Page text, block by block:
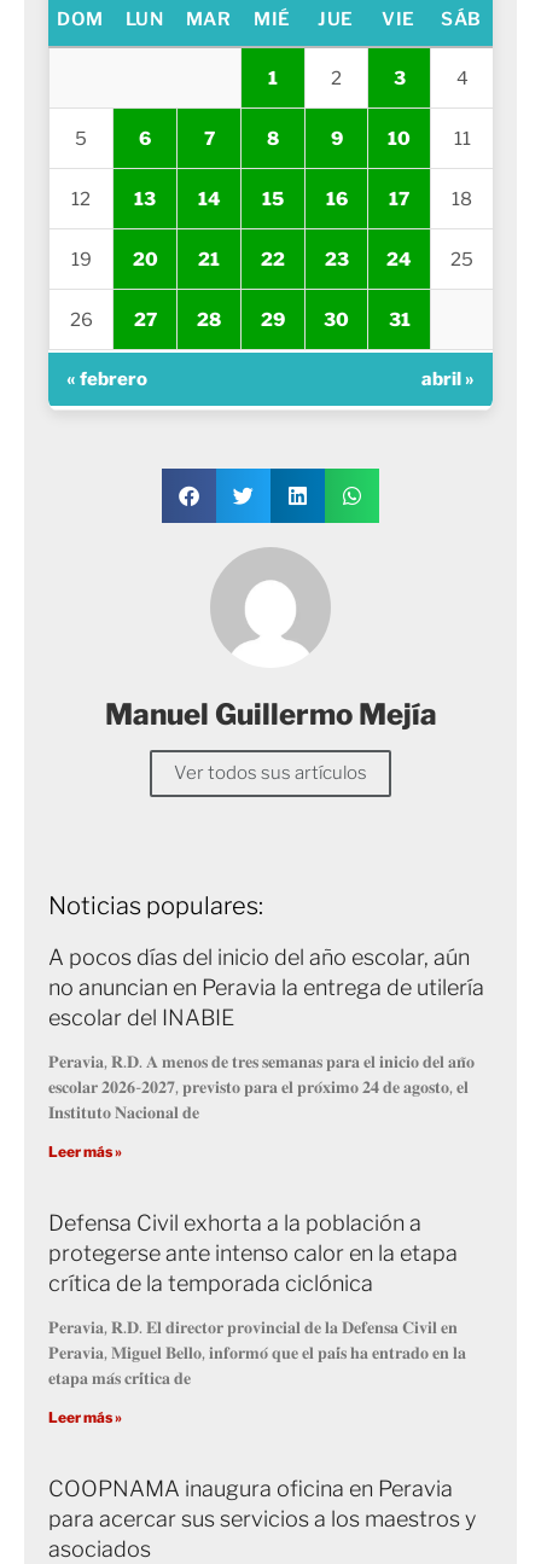
DOM LUN MAR MIÉ JUE VIE SÁB
1 2 3 4
5 6 7 8 9 10 11
12 13 14 15 16 17 18
19 20 21 22 23 24 25
26 27 28 29 30 31
« febrero abril »
Manuel Guillermo Mejía
Ver todos sus artículos
Noticias populares:
A pocos días del inicio del año escolar, aún
no anuncian en Peravia la entrega de utilería
escolar del INABIE
𝐏𝐞𝐫𝐚𝐯𝐢𝐚, 𝐑.𝐃. 𝐀 𝐦𝐞𝐧𝐨𝐬 𝐝𝐞 𝐭𝐫𝐞𝐬 𝐬𝐞𝐦𝐚𝐧𝐚𝐬 𝐩𝐚𝐫𝐚 𝐞𝐥 𝐢𝐧𝐢𝐜𝐢𝐨 𝐝𝐞𝐥 𝐚𝐧̃𝐨
𝐞𝐬𝐜𝐨𝐥𝐚𝐫 𝟐𝟎𝟐𝟔-𝟐𝟎𝟐𝟕, 𝐩𝐫𝐞𝐯𝐢𝐬𝐭𝐨 𝐩𝐚𝐫𝐚 𝐞𝐥 𝐩𝐫𝐨́𝐱𝐢𝐦𝐨 𝟐𝟒 𝐝𝐞 𝐚𝐠𝐨𝐬𝐭𝐨, 𝐞𝐥
𝐈𝐧𝐬𝐭𝐢𝐭𝐮𝐭𝐨 𝐍𝐚𝐜𝐢𝐨𝐧𝐚𝐥 𝐝𝐞
Leer más »
Defensa Civil exhorta a la población a
protegerse ante intenso calor en la etapa
crítica de la temporada ciclónica
𝐏𝐞𝐫𝐚𝐯𝐢𝐚, 𝐑.𝐃. 𝐄𝐥 𝐝𝐢𝐫𝐞𝐜𝐭𝐨𝐫 𝐩𝐫𝐨𝐯𝐢𝐧𝐜𝐢𝐚𝐥 𝐝𝐞 𝐥𝐚 𝐃𝐞𝐟𝐞𝐧𝐬𝐚 𝐂𝐢𝐯𝐢𝐥 𝐞𝐧
𝐏𝐞𝐫𝐚𝐯𝐢𝐚, 𝐌𝐢𝐠𝐮𝐞𝐥 𝐁𝐞𝐥𝐥𝐨, 𝐢𝐧𝐟𝐨𝐫𝐦𝐨́ 𝐪𝐮𝐞 𝐞𝐥 𝐩𝐚𝐢́𝐬 𝐡𝐚 𝐞𝐧𝐭𝐫𝐚𝐝𝐨 𝐞𝐧 𝐥𝐚
𝐞𝐭𝐚𝐩𝐚 𝐦𝐚́𝐬 𝐜𝐫𝐢́𝐭𝐢𝐜𝐚 𝐝𝐞
Leer más »
COOPNAMA inaugura oficina en Peravia
para acercar sus servicios a los maestros y
asociados